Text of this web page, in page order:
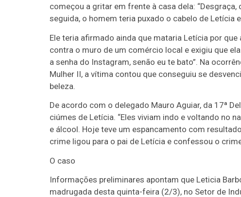
começou a gritar em frente à casa dela:
seguida, o homem teria puxado o cabelo de Letícia
Ele teria afirmado ainda que mataria Letícia por
contra o muro de um comércio local e exigiu que
a senha do Instagram, senão eu te bato”. Na
Mulher II, a vítima contou que conseguiu se
beleza.
De acordo com o delegado Mauro Aguiar, da 17ª
ciúmes de Letícia. “Eles viviam indo e voltando no
e álcool. Hoje teve um espancamento com
crime ligou para o pai de Letícia e confessou o
O caso
Informações preliminares apontam que Leticia
madrugada desta quinta-feira (2/3), no Setor de